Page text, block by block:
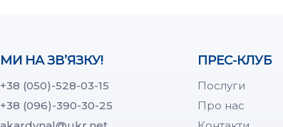
МИ НА ЗВ’ЯЗКУ!
+38 (050)-528-03-15
+38 (096)-390-30-25
ПРЕС-КЛУБ
Послуги
Про нас